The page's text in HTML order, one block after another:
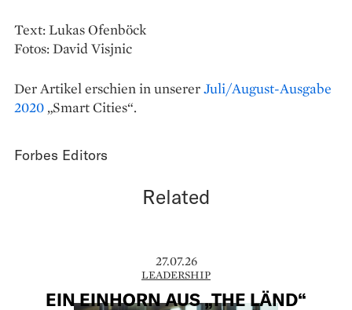
Text: Lukas Ofenböck
Fotos: David Visjnic
Der Artikel erschien in unsererJuli/August-Ausgabe
2020 „Smart Cities“.
Forbes Editors
Related
27.07.26
LEADERSHIP
EIN EINHORN AUS „THE LÄND“